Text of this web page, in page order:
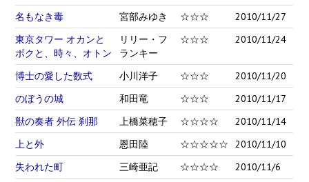
名もなき毒 宮部みゆき ☆☆☆
2010/11/27
東京タワー オカンと
ボクと、時々、オトン
リリー・フ
ランキー
☆☆☆ 2010/11/24
博士の愛した数式 小川洋子 ☆☆☆
2010/11/20
のぼうの城
和田竜 ☆☆☆
2010/11/17
獣の奏者 外伝 刹那
上橋菜穂子 ☆☆☆☆
2010/11/14
上と外
恩田陸 ☆☆☆☆☆
2010/11/10
失われた町
三崎亜記 ☆☆☆☆
2010/11/6